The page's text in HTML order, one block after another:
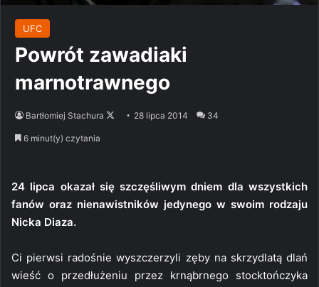
UFC
Powrót zawadiaki
marnotrawnego
Bartłomiej Stachura
Follow28 lipca 2014 34
6 minut(y) czytania
24 lipca okazał się szczęśliwym dniem dla wszystkich
fanów oraz nienawistników jedynego w swoim rodzaju
Nicka Diaza.
Ci pierwsi radośnie wyszczerzyli zęby na skrzydlatą dlań
wieść o przedłużeniu przez krnąbrnego stocktończyka